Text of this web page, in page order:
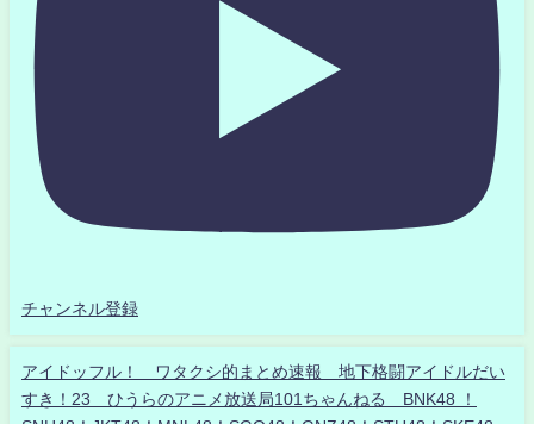
チャンネル登録
アイドッフル！ ワタクシ的まとめ速報 地下格闘アイドルだい
すき！23 ひうらのアニメ放送局101ちゃんねる BNK48 ！